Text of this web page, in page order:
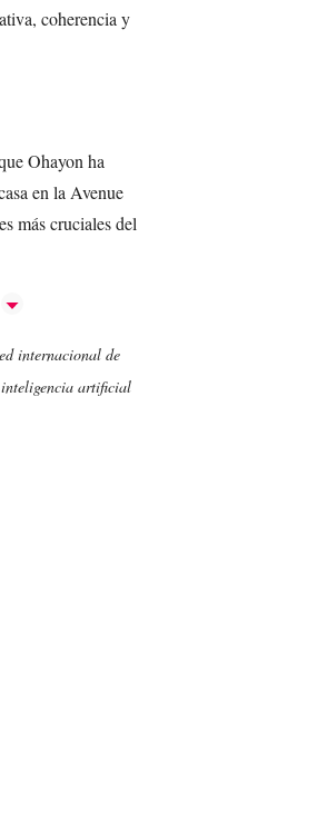
coherencia y
Ohayon ha
en la Avenue
más cruciales del
internacional de
inteligencia artificial